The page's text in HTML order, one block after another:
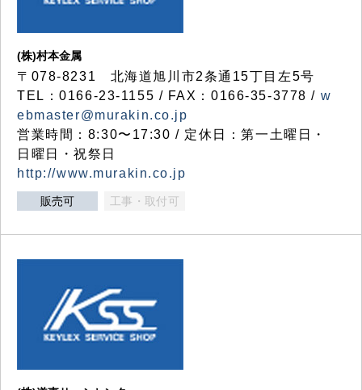
(株)村本金属
〒078-8231 北海道旭川市2条通15丁目左5号
TEL：0166-23-1155 / FAX：0166-35-3778 / w
ebmaster@murakin.co.jp
営業時間：8:30〜17:30 / 定休日：第一土曜日・
日曜日・祝祭日
http://www.murakin.co.jp
販売可 工事・取付可